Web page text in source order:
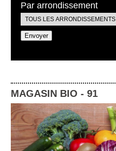
Par arrondissement
MAGASIN BIO -91